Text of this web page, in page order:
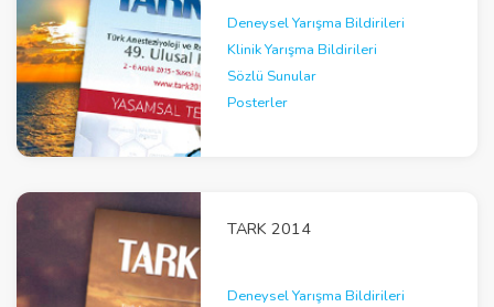
Deneysel Yarışma Bildirileri
Klinik Yarışma Bildirileri
Sözlü Sunular
Posterler
TARK 2014
Deneysel Yarışma Bildirileri